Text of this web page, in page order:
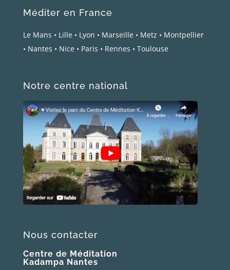
Méditer en France
Le Mans • Lille • Lyon • Marseille • Metz • Montpellier
• Nantes • Nice • Paris • Rennes • Toulouse
Notre centre national
Nous contacter
Centre de Méditation
Kadampa Nantes